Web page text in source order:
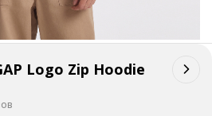
Logo Zip Hoodie